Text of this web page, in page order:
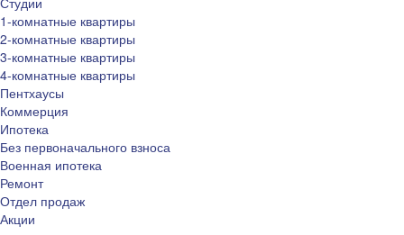
1-комнатные квартиры
2-комнатные квартиры
3-комнатные квартиры
4-комнатные квартиры
Пентхаусы
Коммерция
Ипотека
Без первоначального взноса
Военная ипотека
Ремонт
Отдел продаж
Акции